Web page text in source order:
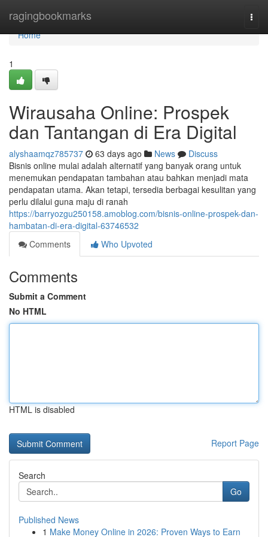
ragingbookmarks
Home
Home
1
Wirausaha Online: Prospek
dan Tantangan di Era Digital
alyshaamqz785737 63 days ago News
Discuss
Bisnis online mulai adalah alternatif yang banyak orang untuk
menemukan pendapatan tambahan atau bahkan menjadi mata
pendapatan utama. Akan tetapi, tersedia berbagai kesulitan yang
perlu dilalui guna maju di ranah
https://barryozgu250158.amoblog.com/bisnis-online-prospek-dan-
hambatan-di-era-digital-63746532
Comments
Who Upvoted
Comments
Submit a Comment
No HTML
HTML is disabled
Report Page
Search
Go
Published News
1 Make Money Online in 2026: Proven Ways to Earn